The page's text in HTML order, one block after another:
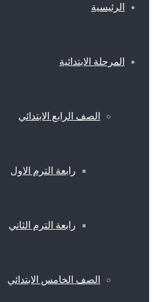
الرئيسية
المرحلة الابتدائية
الصف الرابع الابتدائي
رابعة الترم الاول
رابعة الترم الثاني
الصف الخامس الابتدائي